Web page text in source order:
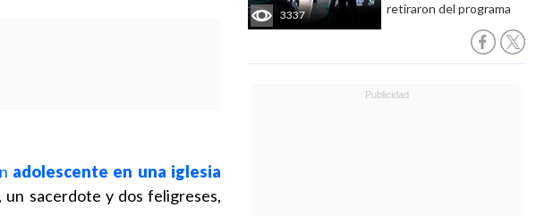
3337
retiraron del programa
adolescente en una iglesia
sacerdote y dos feligreses,